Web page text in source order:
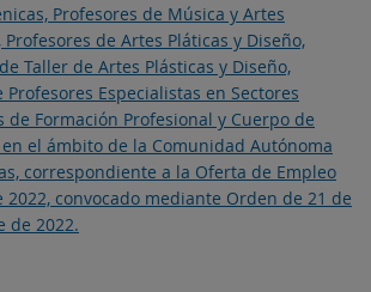
Profesores de Música y Artes
Profesores de Artes Pláticas y Diseño,
Taller de Artes Plásticas y Diseño,
Profesores Especialistas en Sectores
de Formación Profesional y Cuerpo de
el ámbito de la Comunidad Autónoma
correspondiente a la Oferta de Empleo
2022, convocado mediante Orden de 21 de
de 2022.